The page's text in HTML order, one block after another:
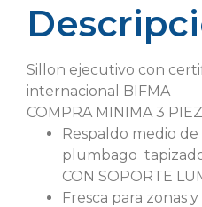
Sillon ejecutivo con
internacional BIFMA
COMPRA MINIMA 3
Respaldo medio
plumbago
CON SOPORTE
Fresca para zonas